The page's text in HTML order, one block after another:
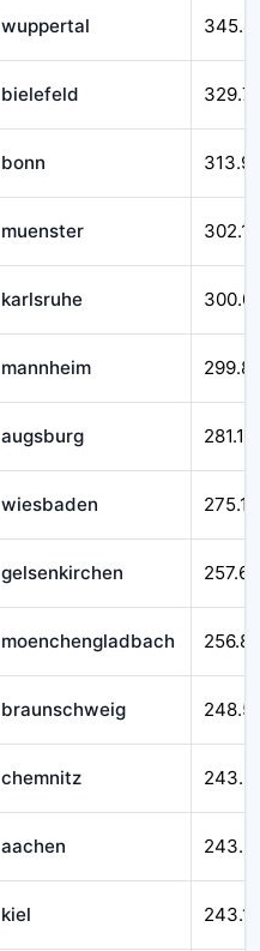
wuppertal
bielefeld
bonn
muenster
karlsruhe
mannheim
augsburg 281.111
wiesbaden
gelsenkirchen
moenchengladbach
braunschweig
chemnitz
aachen
kiel